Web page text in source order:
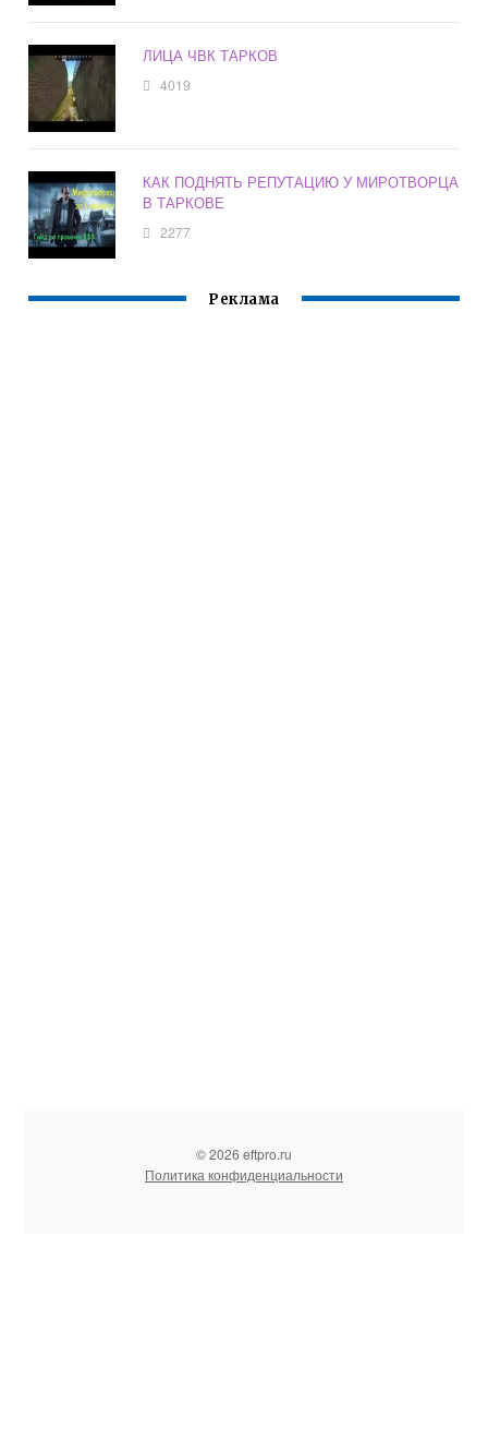
ЛИЦА ЧВК ТАРКОВ
4019
КАК ПОДНЯТЬ РЕПУТАЦИЮ У МИРОТВОРЦА
В ТАРКОВЕ
2277
Реклама
© 2026 eftpro.ru
Политика конфиденциальности